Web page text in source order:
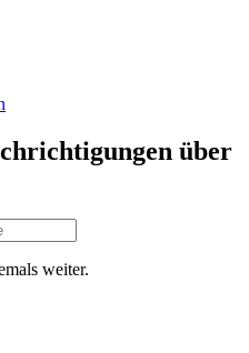
über
weiter.